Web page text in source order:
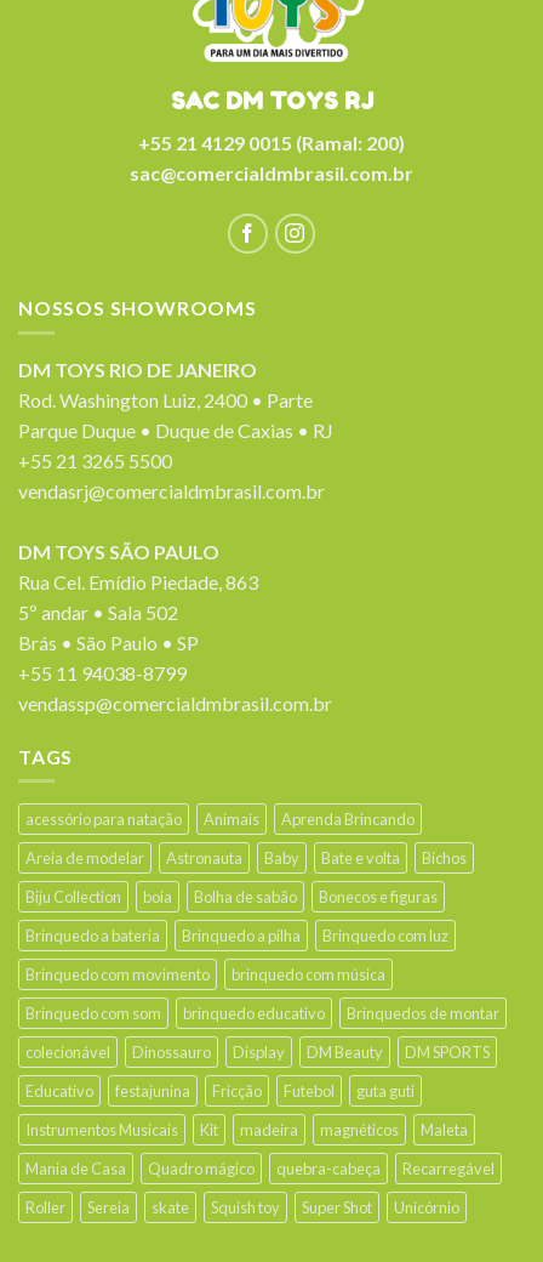
SAC DM TOYS RJ
+55 21 4129 0015 (Ramal: 200)
sac@comercialdmbrasil.com.br
NOSSOS SHOWROOMS
DM TOYS RIO DE JANEIRO
Rod. Washington Luiz, 2400 • Parte
Parque Duque • Duque de Caxias • RJ
+55 21 3265 5500
vendasrj@comercialdmbrasil.com.br
DM TOYS SÃO PAULO
Rua Cel. Emídio Piedade, 863
5º andar • Sala 502
Brás • São Paulo • SP
+55 11 94038-8799
vendassp@comercialdmbrasil.com.br
TAGS
acessório para natação Animais
Aprenda Brincando
Areia de modelar
Astronauta Baby Bate e volta
Bichos
Biju Collection
boia Bolha de sabão
Bonecos e figuras
Brinquedo a bateria
Brinquedo a pilha
Brinquedo com luz
Brinquedo com movimento
brinquedo com música
Brinquedo com som
brinquedo educativo
Brinquedos de montar
colecionável
Dinossauro Display DM Beauty
DM SPORTS
Educativo
festajunina Fricção Futebol
guta guti
Instrumentos Musicais
Kit madeira magnéticos
Maleta
Mania de Casa
Quadro mágico quebra-cabeça
Recarregável
Roller
Sereia skate Squish toy Super Shot Unicórnio